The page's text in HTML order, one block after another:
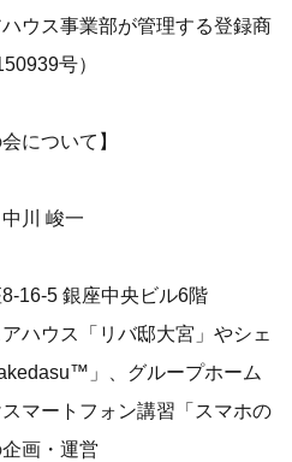
ウス事業部が管理する登録商
号）
について】
川 峻一
16-5 銀座中央ビル6階
ハウス「リバ邸大宮」やシェ
」、グループホーム
マートフォン講習「スマホの
画・運営